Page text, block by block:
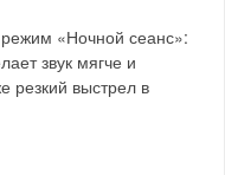
«Ночной сеанс»:
звук мягче и
резкий выстрел в